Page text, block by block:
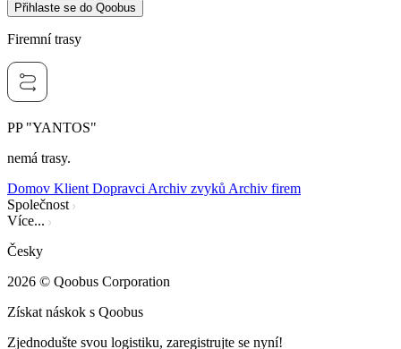
Přihlaste se do Qoobus
Firemní trasy
PP "YANTOS"
nemá trasy.
Domov Klient Dopravci Archiv zvyků Archiv firem
Společnost
Více...
Česky
2026 © Qoobus Corporation
Získat náskok s Qoobus
Zjednodušte svou logistiku, zaregistrujte se nyní!